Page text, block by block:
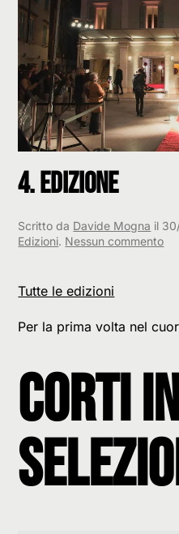
4. Edizione
Scritto da Davide Mogna il
Edizioni. Nessun commentosu
Tutte le edizioni
Per la prima volta nel
Corti